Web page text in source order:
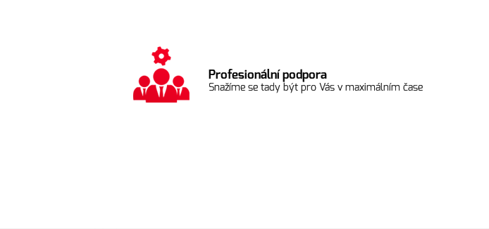
Profesionální podpora
Snažíme se tady být pro Vás v maximálním čase